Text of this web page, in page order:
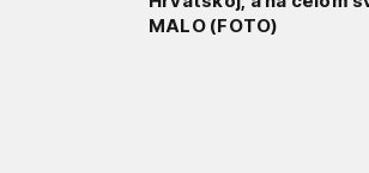
MALO (FOTO)